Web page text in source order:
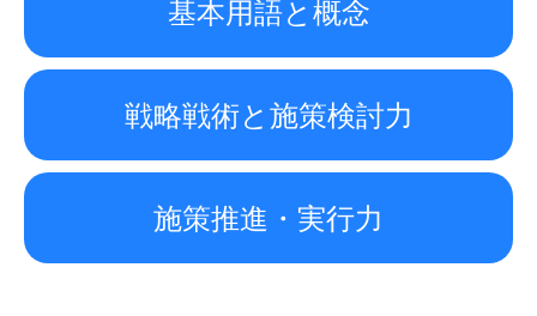
基本用語と概念
戦略戦術と施策検討力
施策推進・実行力